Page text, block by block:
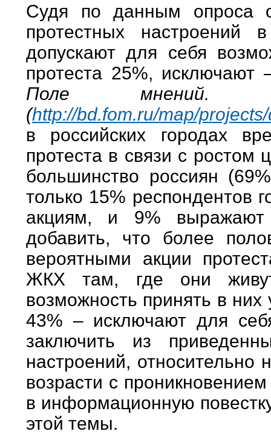
Судя по данным опроса
протестных
допускают для себя
протеста 25%,
Поле
(http://bd.fom.ru/map/
в российских городах
протеста в связи с
большинство россиян
только 15% респондентов
акциям, и 9% выражают
добавить, что более
вероятными акции
ЖКХ там, где они
возможность принять в
43% – исключают для
заключить из
настроений,
возрасти с
в информационную
этой темы.